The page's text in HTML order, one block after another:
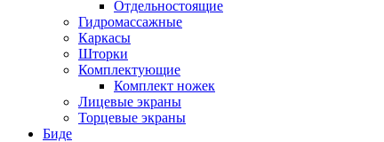
Отдельностоящие
Гидромассажные
Каркасы
Шторки
Комплектующие
Комплект ножек
Лицевые экраны
Торцевые экраны
Биде